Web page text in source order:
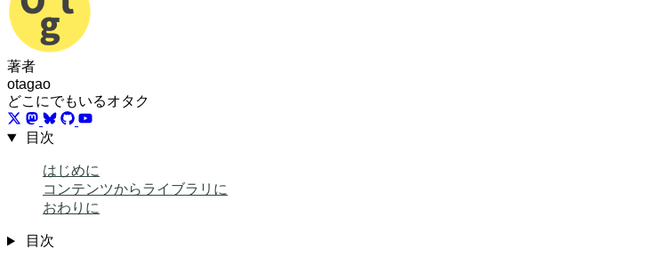
著者
otagao
どこにでもいるオタク
目次
はじめに
コンテンツからライブラリに
おわりに
目次